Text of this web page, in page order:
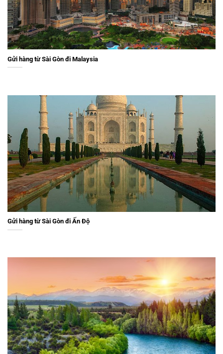
Gửi hàng từ Sài Gòn đi Malaysia
Gửi hàng từ Sài Gòn đi Ấn Độ